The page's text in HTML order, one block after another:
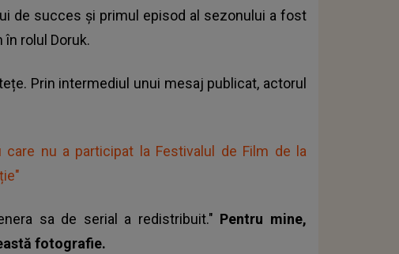
de succes și primul episod al sezonului a fost
în rolul Doruk.
Prin intermediul unui mesaj publicat, actorul
care nu a participat la Festivalul de Film de la
sa de serial a redistribuit." Pentru mine,
fotografie.